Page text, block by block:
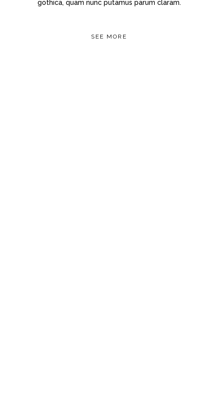
gothica, quam nunc putamus parum claram.
SEE MORE